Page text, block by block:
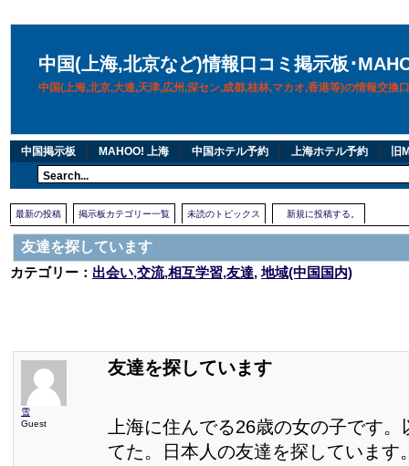
中国(上海,北京など)情報口コミ掲示板･
中国(上海,北京,大連,天津,広州,深セン,成都,桂林,マカオ,香港等)の情報交換
中国掲示板 MAHOO! 上海 中国ホテル予約 上海ホテル予約 旧
最新の投稿 掲示板カテゴリー一覧 未読のトピックス 新規に投稿する。
友達を探しています
カテゴリー： 出会い,交流,相互学習,友達,地域(中国国内)
雪
Guest
友達を探しています
上海に住んでる26歳の女の子です
てた。日本人の友達を探しています